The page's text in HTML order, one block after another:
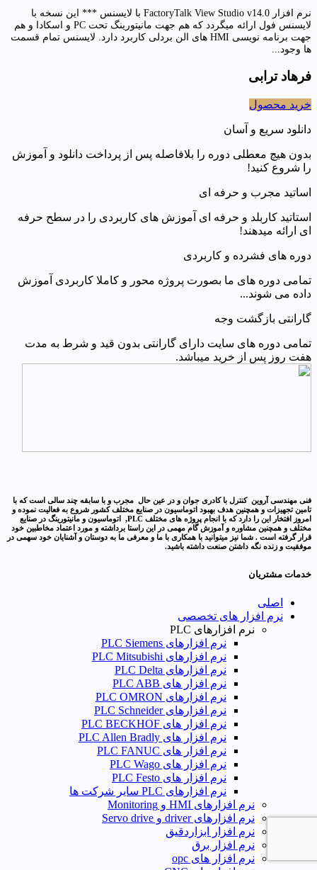
نرم افزار FactoryTalk View Studio v14.0 با لایسنس *** این نسخه با
لایسنس فول ارائه میگردد که هم جهت مانیتورینگ تحت PC و اسکادا و هم
جهت برنامه نویسی HMI های الن بردلی کاربرد دارد. لایسنس تمام قسمت
ها وجود...
فرهاد ترابی
خرید محصول
دانلود سریع و آسان
بدون هیچ معطلی دوره را بلافاصله پس از پرداخت دانلود و آموزش
را شروع کنید!
اساتید مجرب و حرفه ای
استاتید کاربلد و حرفه ای آموزش های کاربردی را در سطح حرفه
ای ارائه میدهند!
دوره های فشرده و کاربردی
تمامی دوره های ما بصورت پروژه محور و کاملا کاربردی آموزش
داده می شوند...
گارانتی بازگشت وجه
تمامی دوره های سایت دارای گارانتی بدون قید و شرط به مدت
هفت روز پس از خرید میباشد.
فنی مهندسی آروین کنترل با کادری جوان و در عین حال مجرب و با سابقه چند سالی است که با
تامین تجهیزات و همچنین هدف بهبود اتوماسیون در صنایع مختلف کشور شروع به فعالیت نموده و
امروز افتخار این را دارد که با انجام پروژه های مختلف PLC, اتوماسیون و مانیتورینگ در صنایع
مختلف و همچنین مشاوره و آموزش گام مهمی در این راستا برداشته و مورد اعتماد مخاطبین خود
قرار گرفته است . شما نیز میتوانید با همکاری با ما و معرفی ما به دوستان و آشنایان خود سهمی در
موفقیت و زنده نگه داشتن صنعت داشته باشید.
خدمات مشتریان
اصلی
نرم افزار های تخصصی
نرم افزارهای PLC
نرم افزارهای PLC Siemens
نرم افزارهای PLC Mitsubishi
نرم‌ افزارهای PLC Delta
نرم افزار های PLC ABB
نرم افزارهای PLC OMRON
نرم افزارهای PLC Schneider
نرم افزار های PLC BECKHOF
نرم افزار های PLC Allen Bradly
نرم افزار های PLC FANUC
نرم افزار های PLC Wago
نرم افزار های PLC Festo
نرم افزارهای PLC سایر شرکت ها
نرم افزارهای HMI و Monitoring
نرم افزارهای driver و Servo drive
نرم افزار ابزاردقیق
نرم افزار برق
نرم افزار های opc